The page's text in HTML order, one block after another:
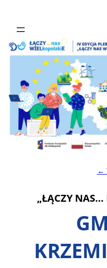
←
„ŁĄCZY NAS…